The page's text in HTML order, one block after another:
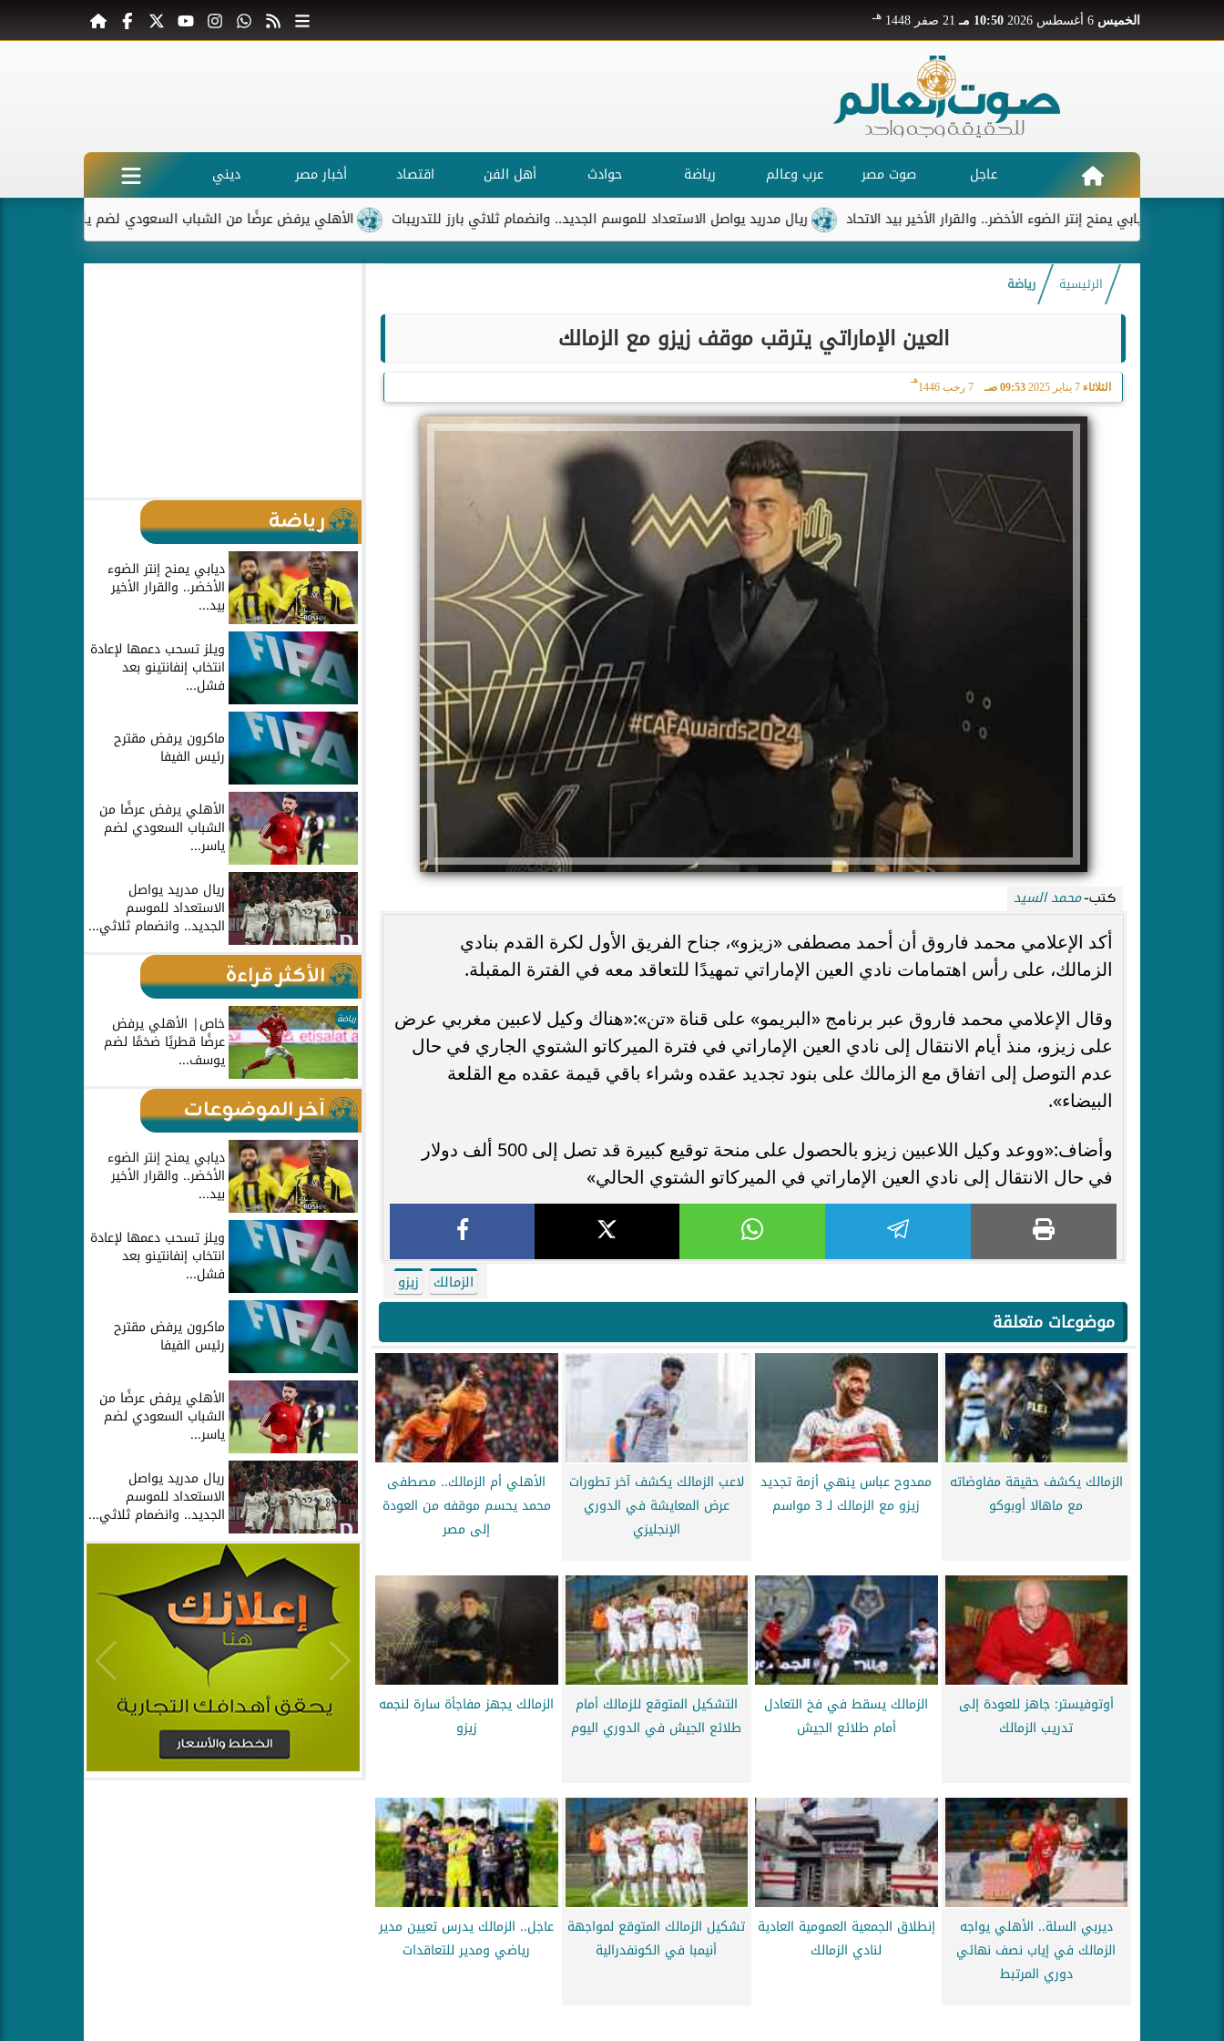
الخميس 10:50 مـ 21 صفر 1448 هـ
عاجل صوت مصر عرب وعالم رياضة حوادث أهل الفن اقتصاد أخبار مصر
ديني
الأهلي يرفض عرضًا من الشباب السعودي لضم ياسر إبراهيم ريال مدريد يواصل الاستعداد للموسم الجديد.. وانضمام ثلاثي بارز للتدريبات ديابي يمنح إنتر الضوء الأخضر.. والقرار الأخير بيد الاتحاد
الرئيسية رياضة
العين الإماراتي يترقب موقف زيزو مع الزمالك
الثلاثاء 7 يناير 2025 09:53 صـ 7 رجب 1446
هـ
كتب-محمد السيد
أكد الإعلامي محمد فاروق أن أحمد مصطفى «زيزو»، جناح الفريق الأول لكرة القدم بنادي
الزمالك، على رأس اهتمامات نادي العين الإماراتي تمهيدًا للتعاقد معه في الفترة المقبلة.
وقال الإعلامي محمد فاروق عبر برنامج «البريمو» على قناة «تن»:«هناك وكيل لاعبين مغربي عرض
على زيزو، منذ أيام الانتقال إلى نادي العين الإماراتي في فترة الميركاتو الشتوي الجاري في حال
عدم التوصل إلى اتفاق مع الزمالك على بنود تجديد عقده وشراء باقي قيمة عقده مع القلعة
البيضاء».
وأضاف:«ووعد وكيل اللاعبين زيزو بالحصول على منحة توقيع كبيرة قد تصل إلى 500 ألف دولار
في حال الانتقال إلى نادي العين الإماراتي في الميركاتو الشتوي الحالي»
الزمالك زيزو
موضوعات متعلقة
الزمالك يكشف حقيقة مفاوضاته
مع ماهالا أوبوكو
ممدوح عباس ينهي أزمة تجديد
زيزو مع الزمالك لـ 3 مواسم
لاعب الزمالك يكشف آخر تطورات
عرض المعايشة في الدوري
الإنجليزي
الأهلي أم الزمالك.. مصطفى
محمد يحسم موقفه من العودة
إلى مصر
أوتوفيستر: جاهز للعودة إلى
تدريب الزمالك
الزمالك يسقط في فخ التعادل
أمام طلائع الجيش
التشكيل المتوقع للزمالك أمام
طلائع الجيش في الدوري اليوم
الزمالك يجهز مفاجأة سارة لنجمه
زيزو
ديربي السلة.. الأهلي يواجه
الزمالك في إياب نصف نهائي
دوري المرتبط
إنطلاق الجمعية العمومية العادية
لنادي الزمالك
تشكيل الزمالك المتوقع لمواجهة
أنيمبا في الكونفدرالية
عاجل.. الزمالك يدرس تعيين مدير
رياضي ومدير للتعاقدات
رياضة
ديابي يمنح إنتر الضوء
الأخضر.. والقرار الأخير
بيد...
ويلز تسحب دعمها لإعادة
انتخاب إنفانتينو بعد
فشل...
ماكرون يرفض مقترح
رئيس الفيفا
الأهلي يرفض عرضًا من
الشباب السعودي لضم
ياسر...
ريال مدريد يواصل
الاستعداد للموسم
الجديد.. وانضمام ثلاثي...
الأكثر قراءة
رياضة خاص| الأهلي يرفض
عرضًا قطريًا ضخمًا لضم
يوسف...
آخر الموضوعات
ديابي يمنح إنتر الضوء
الأخضر.. والقرار الأخير
بيد...
ويلز تسحب دعمها لإعادة
انتخاب إنفانتينو بعد
فشل...
ماكرون يرفض مقترح
رئيس الفيفا
الأهلي يرفض عرضًا من
الشباب السعودي لضم
ياسر...
ريال مدريد يواصل
الاستعداد للموسم
الجديد.. وانضمام ثلاثي...